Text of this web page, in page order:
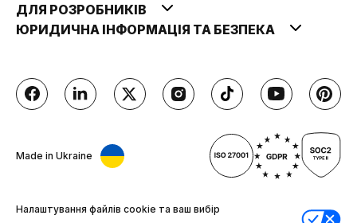
ДЛЯ РОЗРОБНИКІВ
ЮРИДИЧНА ІНФОРМАЦІЯ ТА БЕЗПЕКА
Made in Ukraine
Налаштування файлів cookie та ваш вибір